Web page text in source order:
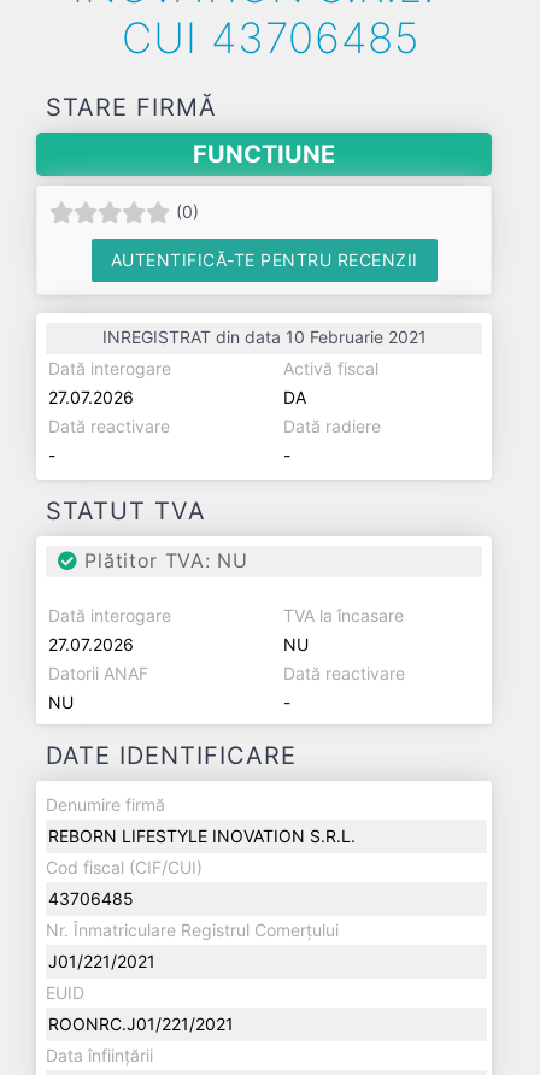
CUI 43706485
STARE FIRMĂ
FUNCTIUNE
(0)
AUTENTIFICĂ-TE PENTRU RECENZII
INREGISTRAT din data 10 Februarie 2021
Dată interogare
27.07.2026
Activă fiscal
DA
Dată reactivare
-
Dată radiere
-
STATUT TVA
Plătitor TVA: NU
Dată interogare
27.07.2026
TVA la încasare
NU
Datorii ANAF
NU
Dată reactivare
-
DATE IDENTIFICARE
Denumire firmă
REBORN LIFESTYLE INOVATION S.R.L.
Cod fiscal (CIF/CUI)
43706485
Nr. Înmatriculare Registrul Comerțului
J01/221/2021
EUID
ROONRC.J01/221/2021
Data înființării